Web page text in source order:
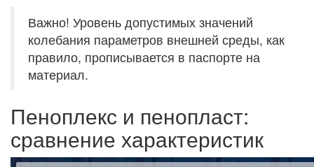
Важно! Уровень допустимых значений
колебания параметров внешней среды, как
правило, прописывается в паспорте на
материал.
Пеноплекс и пенопласт:
сравнение характеристик